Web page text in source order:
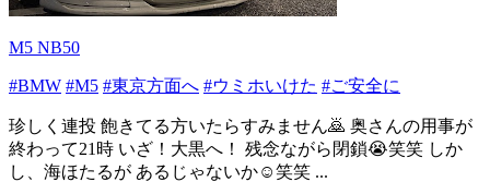
M5 NB50
#BMW #M5 #東京方面へ #ウミホいけた #ご安全に
珍しく連投 飽きてる方いたらすみません🙇 奥さんの用事が
終わって21時 いざ！大黒へ！ 残念ながら閉鎖😭笑笑 しか
し、海ほたるが あるじゃないか☺️笑笑 ...